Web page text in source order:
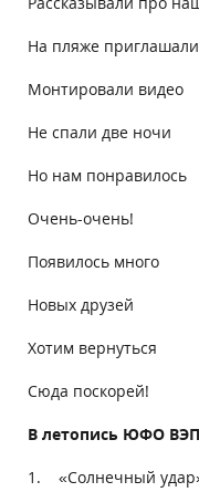
На пляже
Монтировали видео
Не спали две ночи
Но нам понравилось
Очень-очень!
Появилось много
Новых друзей
Хотим вернуться
Сюда поскорей!
В летопись ЮФО
1. «Солнечный